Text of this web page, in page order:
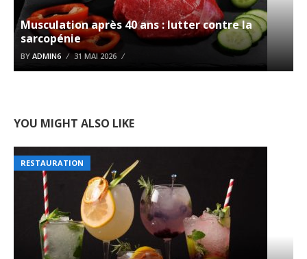
Musculation après 40 ans : lutter contre la
sarcopénie
BY ADMIN6 31 MAI 2026
YOU MIGHT ALSO LIKE
RESTAURATION